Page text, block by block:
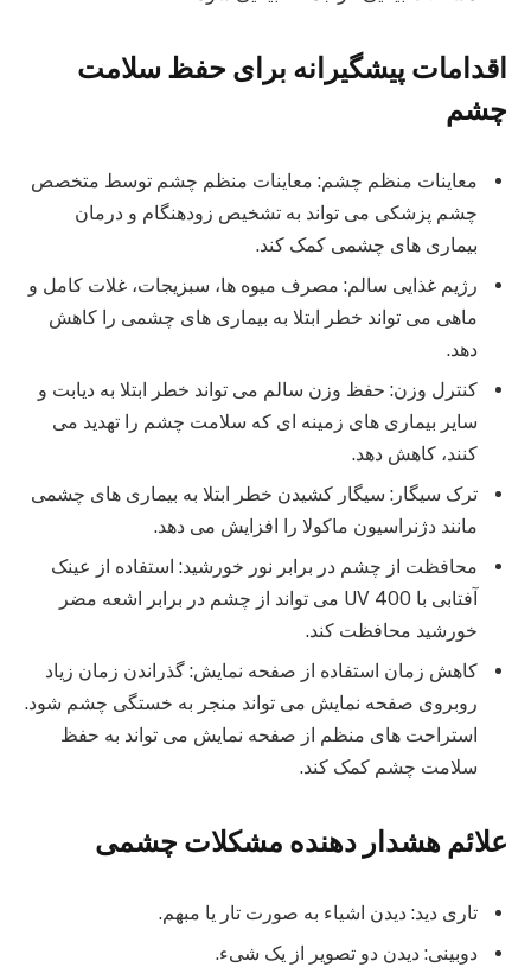
اقدامات پیشگیرانه برای حفظ سلامت
چشم
معاینات منظم چشم: معاینات منظم چشم توسط متخصص
چشم پزشکی می تواند به تشخیص زودهنگام و درمان
بیماری های چشمی کمک کند.
رژیم غذایی سالم: مصرف میوه ها، سبزیجات، غلات کامل و
ماهی می تواند خطر ابتلا به بیماری های چشمی را کاهش
دهد.
کنترل وزن: حفظ وزن سالم می تواند خطر ابتلا به دیابت و
سایر بیماری های زمینه ای که سلامت چشم را تهدید می
کنند، کاهش دهد.
ترک سیگار: سیگار کشیدن خطر ابتلا به بیماری های چشمی
مانند دژنراسیون ماکولا را افزایش می دهد.
محافظت از چشم در برابر نور خورشید: استفاده از عینک
آفتابی با UV 400 می تواند از چشم در برابر اشعه مضر
خورشید محافظت کند.
کاهش زمان استفاده از صفحه نمایش: گذراندن زمان زیاد
روبروی صفحه نمایش می تواند منجر به خستگی چشم شود.
استراحت های منظم از صفحه نمایش می تواند به حفظ
سلامت چشم کمک کند.
علائم هشدار دهنده مشکلات چشمی
تاری دید: دیدن اشیاء به صورت تار یا مبهم.
دوبینی: دیدن دو تصویر از یک شیء.